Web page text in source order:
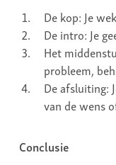
De kop: Je
De intro: Je
Het
probleem,
De afsluiting:
van de wens
Conclusie